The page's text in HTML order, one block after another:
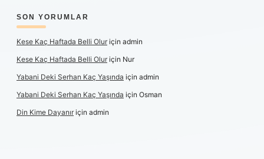
SON YORUMLAR
Kese Kaç Haftada Belli Oluriçin admin
Kese Kaç Haftada Belli Oluriçin Nur
Yabani Deki Serhan Kaç Yaşında için admin
Yabani Deki Serhan Kaç Yaşında için Osman
Din Kime Dayanıriçin admin